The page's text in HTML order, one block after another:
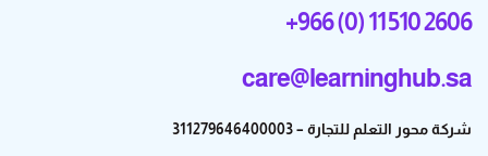
+966 (0) 11 510 2606
care@learninghub.sa
شركة محور التعلم للتجارة – 311279646400003